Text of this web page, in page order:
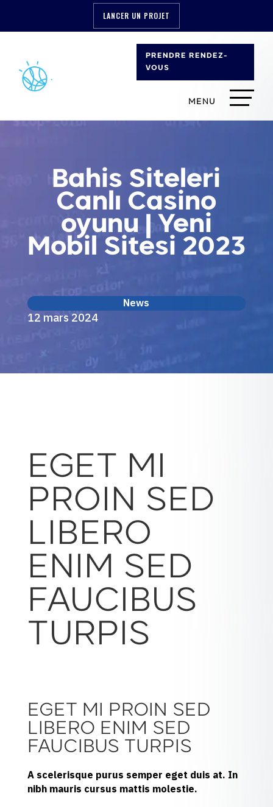
LANCER UN PROJET
PRENDRE RENDEZ-
VOUS
Bahis Siteleri
Canlı Casino
oyunu | Yeni
Mobil Sitesi 2023
News
12 mars 2024
EGET MI
PROIN SED
LIBERO
ENIM SED
FAUCIBUS
TURPIS
EGET MI PROIN SED
LIBERO ENIM SED
FAUCIBUS TURPIS
A scelerisque purus semper eget duis at. In
nibh mauris cursus mattis molestie.